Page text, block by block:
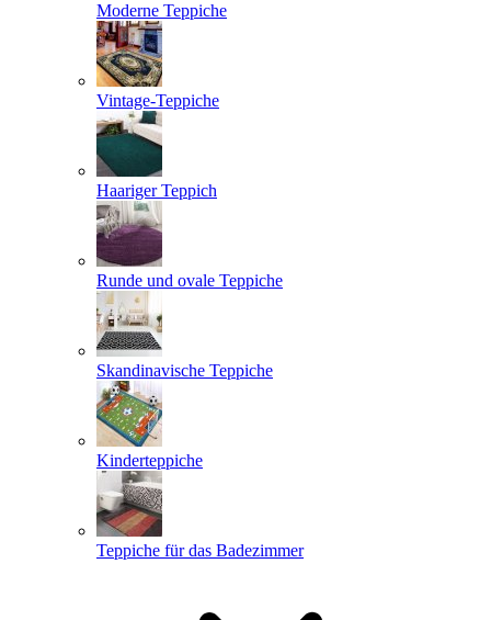
Moderne Teppiche
Vintage-Teppiche
Haariger Teppich
Runde und ovale Teppiche
Skandinavische Teppiche
Kinderteppiche
Teppiche für das Badezimmer